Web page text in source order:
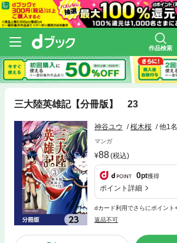
作品検索
三大陸英雄記【分冊版】 23
神谷ユウ 桜木桜 他1名
マンガ
88(税込)
0pt獲得
ポイント詳細
dカード利用でさらにポイント
返品不可